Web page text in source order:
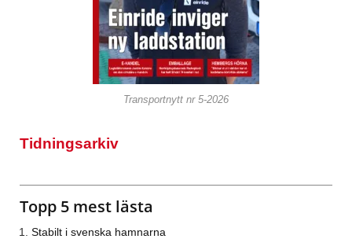
Transportnytt nr 5-2026
Tidningsarkiv
Topp 5 mest lästa
Stabilt i svenska hamnarna